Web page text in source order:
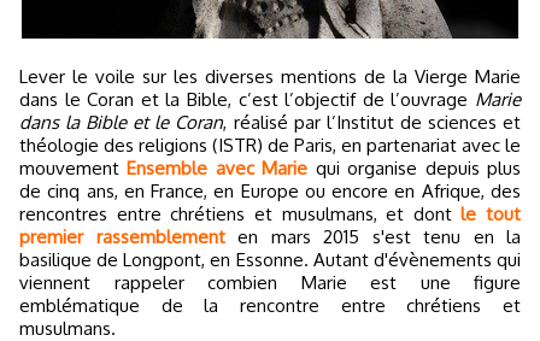
Lever le voile sur les diverses mentions de la Vierge Marie
dans le Coran et la Bible, c’est l’objectif de l’ouvrage Marie
dans la Bible et le Coran, réalisé par l’Institut de sciences et
théologie des religions (ISTR) de Paris, en partenariat avec le
mouvementEnsemble avec Marie qui organise depuis plus
de cinq ans, en France, en Europe ou encore en Afrique, des
rencontres entre chrétiens et musulmans, et dontle tout
premier rassemblementen mars 2015 s'est tenu en la
basilique de Longpont, en Essonne. Autant d'évènements qui
viennent rappeler combien Marie est une figure
emblématique de la rencontre entre chrétiens et
musulmans.